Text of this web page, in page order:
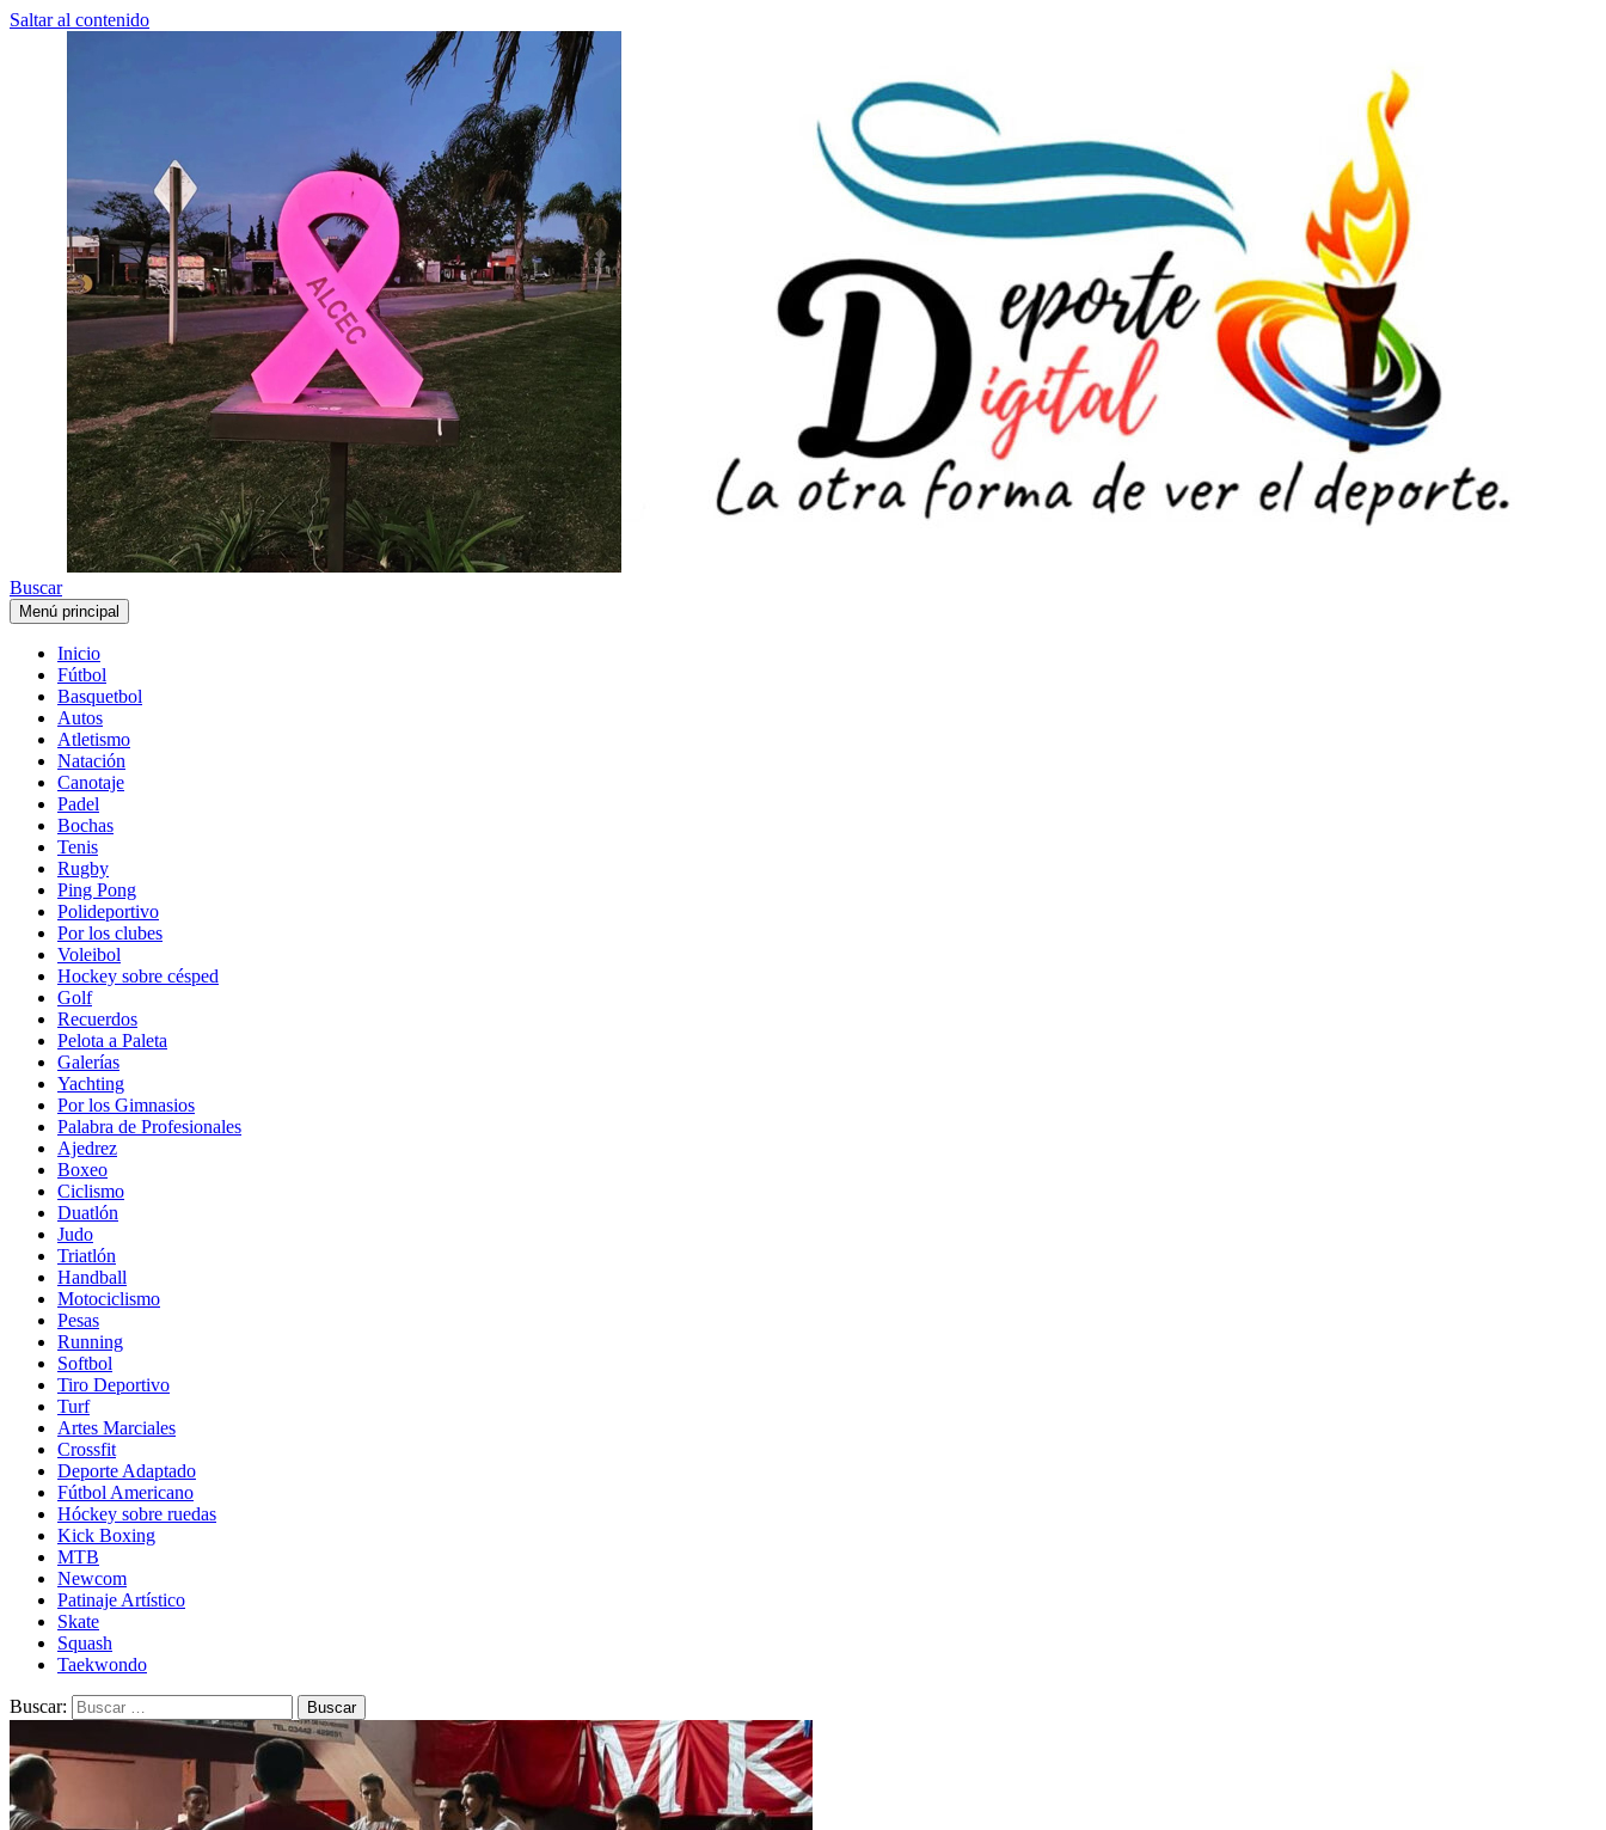
Saltar al contenido
Buscar
Menú principal
Inicio
Fútbol
Basquetbol
Autos
Atletismo
Natación
Canotaje
Padel
Bochas
Tenis
Rugby
Ping Pong
Polideportivo
Por los clubes
Voleibol
Hockey sobre césped
Golf
Recuerdos
Pelota a Paleta
Galerías
Yachting
Por los Gimnasios
Palabra de Profesionales
Ajedrez
Boxeo
Ciclismo
Duatlón
Judo
Triatlón
Handball
Motociclismo
Pesas
Running
Softbol
Tiro Deportivo
Turf
Artes Marciales
Crossfit
Deporte Adaptado
Fútbol Americano
Hóckey sobre ruedas
Kick Boxing
MTB
Newcom
Patinaje Artístico
Skate
Squash
Taekwondo
Buscar: